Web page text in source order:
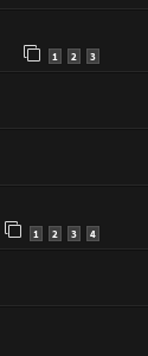
1 2 3
1 2 3 4